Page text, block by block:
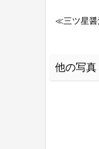
≪三ツ星
他の写真